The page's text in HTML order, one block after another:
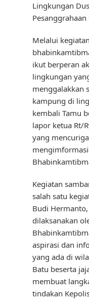
Lingkungan
Pesanggrahaan
Melalui
ikut berperan
lingkungan
menggalakkan
kampung di
kembali Tamu
lapor ketua Rt/
yang
Kegiatan
salah satu
Budi
dilaksanakan
aspirasi dan
yang ada di
Batu beserta
membuat
tindakan